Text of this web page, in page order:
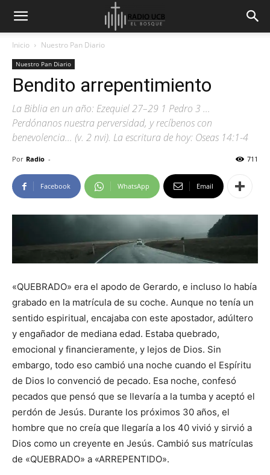
Inicio Nuestro Pan Diario
Nuestro Pan Diario
Bendito arrepentimiento
La Biblia en un año: Ezequiel 27–29 1 Pedro 3 …
Perdónanos nuestra perversidad, y recíbenos con
benevolencia… (v. 2 nvi). La escritura de hoy: Oseas 14:1-4
Por Radio - 711
Facebook WhatsApp Email
«QUEBRADO» era el apodo de Gerardo, e incluso lo había
grabado en la matrícula de su coche. Aunque no tenía un
sentido espiritual, encajaba con este apostador, adúltero
y engañador de mediana edad. Estaba quebrado,
emocional y financieramente, y lejos de Dios. Sin
embargo, todo eso cambió una noche cuando el Espíritu
de Dios lo convenció de pecado. Esa noche, confesó
pecados que pensó que se llevaría a la tumba y aceptó el
perdón de Jesús. Durante los próximos 30 años, el
hombre que no creía que llegaría a los 40 vivió y sirvió a
Dios como un creyente en Jesús. Cambió sus matrículas
de «QUEBRADO» a «ARREPENTIDO».